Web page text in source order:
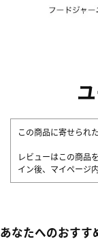
この商品に寄せられ
レビューはこの商品
イン後、マイページ内
あなたへのおすす